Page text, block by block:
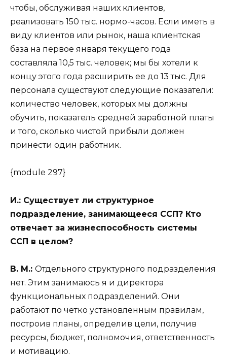
чтобы, обслуживая наших клиентов,
реализовать 150 тыс. нормо-часов. Если иметь в
виду клиентов или рынок, наша клиентская
база на первое января текущего года
составляла 10,5 тыс. человек; мы бы хотели к
концу этого года расширить ее до 13 тыс. Для
персонала существуют следующие показатели:
количество человек, которых мы должны
обучить, показатель средней заработной платы
и того, сколько чистой прибыли должен
принести один работник.
{module 297}
И.: Существует ли структурное
подразделение, занимающееся ССП? Кто
отвечает за жизнеспособность системы
ССП в целом?
В. М.: Отдельного структурного подразделения
нет. Этим занимаюсь я и директора
функциональных подразделений. Они
работают по четко установленным правилам,
построив планы, определив цели, получив
ресурсы, бюджет, полномочия, ответственность
и мотивацию.